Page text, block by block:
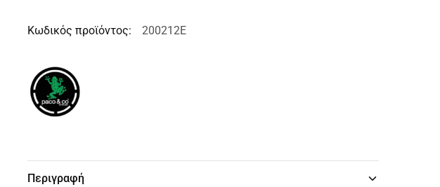
Κωδικός προϊόντος: 200212E
Περιγραφή